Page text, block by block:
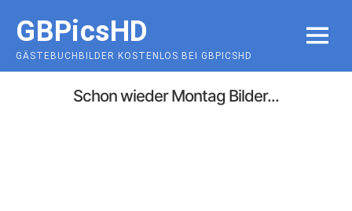
content
GBPicsHD
GÄSTEBUCHBILDER KOSTENLOS BEI GBPICSHD
MENU
Schon wieder Montag Bilder...